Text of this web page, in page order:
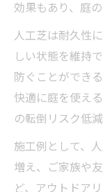
外構工事を
外構工
作り方
人工芝
の両立
外構工
ツ
人工芝
説
効果もあり、庭
人工芝は耐久性
しい状態を維持
防ぐことができ
快適に庭を使え
の転倒リスク低
施工例として、
増え、ご家族や
ど、アウトドア